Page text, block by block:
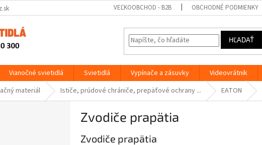
VEĽKOOBCHOD - B2B OBCHODNÉ PODMIENKY
HĽADAŤ
Vianočné svietidlá Svietidlá Vypínače a zásuvky Videovrátnik
materiál Ističe, prúdové chrániče, prepäťové ochrany ... EATON
Zvodiče prapätia
Zvodiče prapätia